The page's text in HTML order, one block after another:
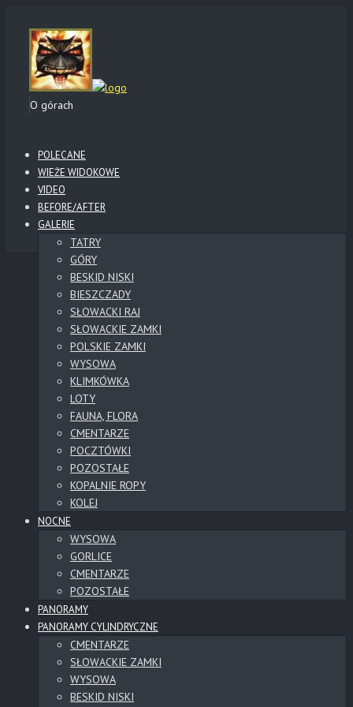
O górach
POLECANE
WIEŻE WIDOKOWE
VIDEO
BEFORE/AFTER
GALERIE
TATRY
GÓRY
BESKID NISKI
BIESZCZADY
SŁOWACKI RAJ
SŁOWACKIE ZAMKI
POLSKIE ZAMKI
WYSOWA
KLIMKÓWKA
LOTY
FAUNA, FLORA
CMENTARZE
POCZTÓWKI
POZOSTAŁE
KOPALNIE ROPY
KOLEJ
NOCNE
WYSOWA
GORLICE
CMENTARZE
POZOSTAŁE
PANORAMY
PANORAMY CYLINDRYCZNE
CMENTARZE
SŁOWACKIE ZAMKI
WYSOWA
BESKID NISKI